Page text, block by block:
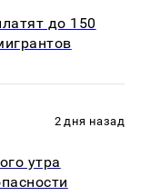
до 150
2 дня назад
утра